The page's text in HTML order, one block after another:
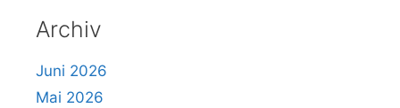
Archiv
Juni 2026
Mai 2026